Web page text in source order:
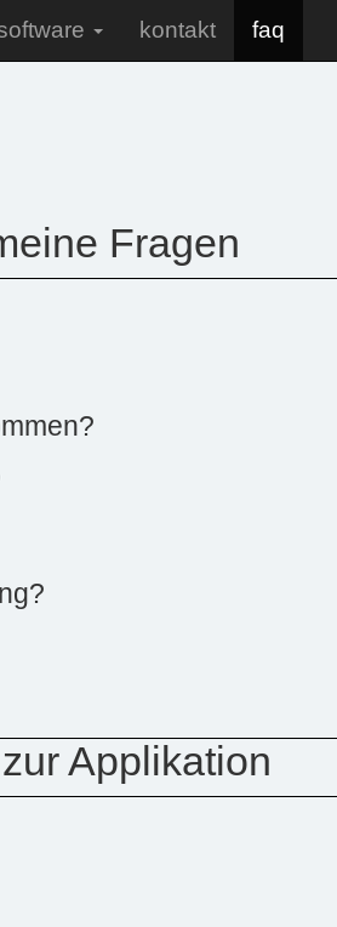
kontakt faq
Fragen
Applikation